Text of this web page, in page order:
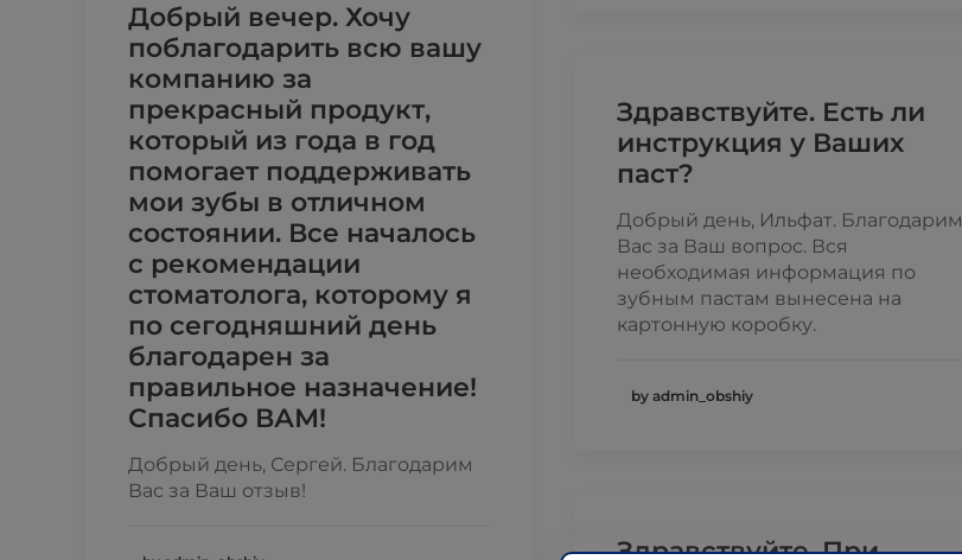
Добрый вечер. Хочу
поблагодарить всю вашу
компанию за
прекрасный продукт,
который из года в год
помогает поддерживать
мои зубы в отличном
состоянии. Все началось
с рекомендации
стоматолога, которому я
по сегодняшний день
благодарен за
правильное назначение!
Спасибо ВАМ!
Добрый день, Сергей. Благодарим
Вас за Ваш отзыв!
Здравствуйте. Есть ли
инструкция у Ваших
паст?
Добрый день, Ильфат. Благодарим
Вас за Ваш вопрос. Вся
необходимая информация по
зубным пастам вынесена на
картонную коробку.
by admin_obshiy
Здравствуйте. При